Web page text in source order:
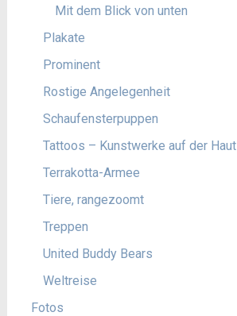
Mit dem Blick von unten
Plakate
Prominent
Rostige Angelegenheit
Schaufensterpuppen
Tattoos – Kunstwerke auf der Haut
Terrakotta-Armee
Tiere, rangezoomt
Treppen
United Buddy Bears
Weltreise
Fotos